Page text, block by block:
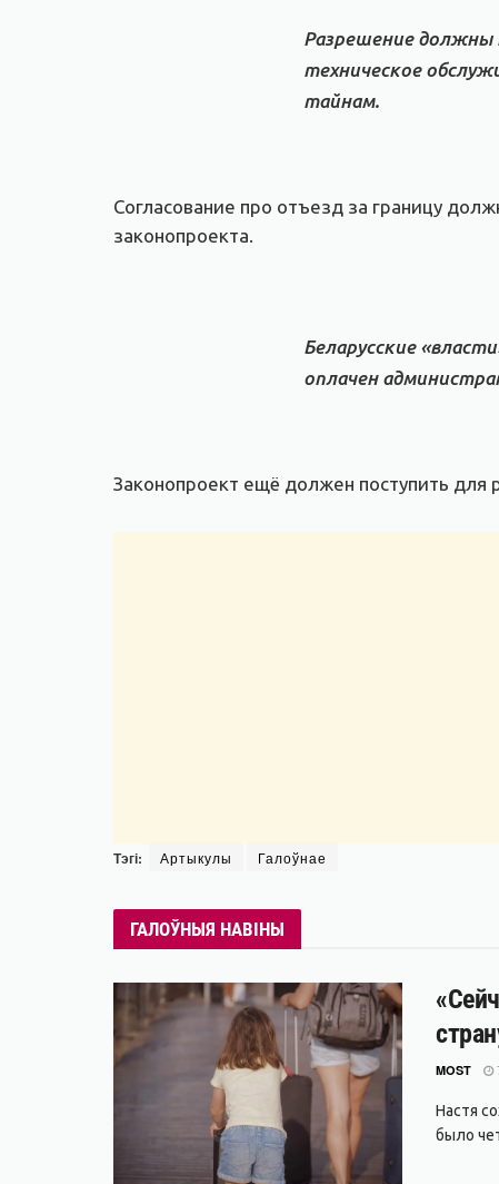
Разрешение должны
техническое
тайнам.
Согласование про отъезд за границу
законопроекта.
Беларусские
оплачен
Законопроект ещё должен поступить для
Тэгі: Артыкулы Галоўнае
ГАЛОЎНЫЯ НАВІНЫ
MOST
Настя
было